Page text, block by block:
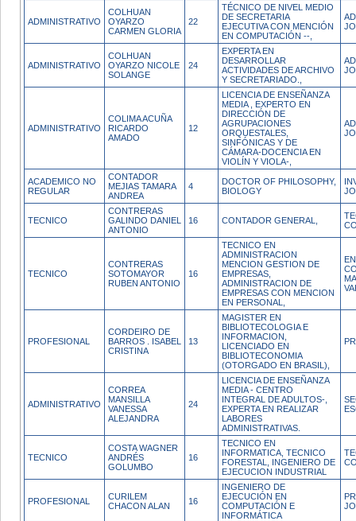
ADMINISTRATIVO
COLHUAN
OYARZO
CARMEN GLORIA
22
TÉCNICO DE NIVEL MEDIO
DE SECRETARIA
EJECUTIVA CON MENCIÓN
EN COMPUTACIÓN --,
ADMINISTRATIVO
COLHUAN
OYARZO NICOLE
SOLANGE
24
EXPERTA EN
DESARROLLAR
ACTIVIDADES DE ARCHIVO
Y SECRETARIADO.,
ADMINISTRATIVO
COLIMA ACUÑA
RICARDO
AMADO
12
LICENCIA DE ENSEÑANZA
MEDIA , EXPERTO EN
DIRECCIÓN DE
AGRUPACIONES
ORQUESTALES,
SINFÓNICAS Y DE
CÁMARA-DOCENCIA EN
VIOLÍN Y VIOLA-,
ACADEMICO NO
REGULAR
CONTADOR
MEJIAS TAMARA
ANDREA
4
DOCTOR OF PHILOSOPHY,
BIOLOGY
TECNICO
CONTRERAS
GALINDO DANIEL
ANTONIO
16 CONTADOR GENERAL,
TECNICO
CONTRERAS
SOTOMAYOR
RUBEN ANTONIO
16
TECNICO EN
ADMINISTRACION
MENCION GESTION DE
EMPRESAS,
ADMINISTRACION DE
EMPRESAS CON MENCION
EN PERSONAL,
PROFESIONAL
CORDEIRO DE
BARROS . ISABEL
CRISTINA
13
MAGISTER EN
BIBLIOTECOLOGIA E
INFORMACION,
LICENCIADO EN
BIBLIOTECONOMIA
(OTORGADO EN BRASIL),
ADMINISTRATIVO
CORREA
MANSILLA
VANESSA
ALEJANDRA
24
LICENCIA DE ENSEÑANZA
MEDIA - CENTRO
INTEGRAL DE ADULTOS-,
EXPERTA EN REALIZAR
LABORES
ADMINISTRATIVAS.
TECNICO
COSTA WAGNER
ANDRÉS
GOLUMBO
16
TECNICO EN
INFORMATICA, TECNICO
FORESTAL, INGENIERO DE
EJECUCION INDUSTRIAL
PROFESIONAL
CURILEM
CHACON ALAN
16
INGENIERO DE
EJECUCIÓN EN
COMPUTACIÓN E
INFORMÁTICA